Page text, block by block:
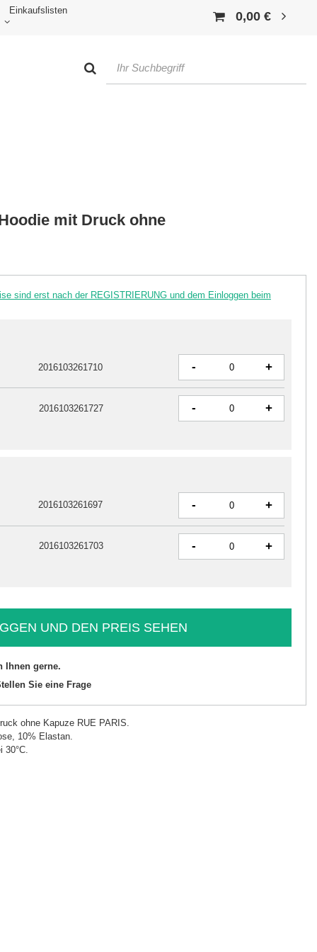
Einkaufslisten 0,00 €
mit Druck ohne
sind erst nach der REGISTRIERUNG und dem Einloggen beim
2016103261697 - +
2016103261703 - +
2016103261710 - +
2016103261727 - +
UND DEN PREIS SEHEN
Ihnen gerne.
Sie eine Frage
ohne Kapuze RUE PARIS.
10% Elastan.
30°C.